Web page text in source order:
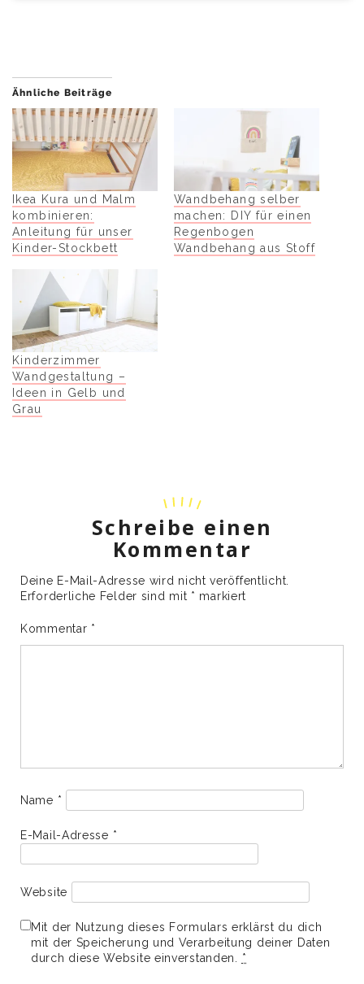
Ähnliche Beiträge
Ikea Kura und Malm
kombinieren:
Anleitung für unser
Kinder-Stockbett
Wandbehang selber
machen: DIY für einen
Regenbogen
Wandbehang aus Stoff
Kinderzimmer
Wandgestaltung –
Ideen in Gelb und
Grau
Schreibe einen
Kommentar
Deine E-Mail-Adresse wird nicht veröffentlicht.
Erforderliche Felder sind mit * markiert
Kommentar *
Name *
E-Mail-Adresse *
Website
Mit der Nutzung dieses Formulars erklärst du dich
mit der Speicherung und Verarbeitung deiner Daten
durch diese Website einverstanden. *